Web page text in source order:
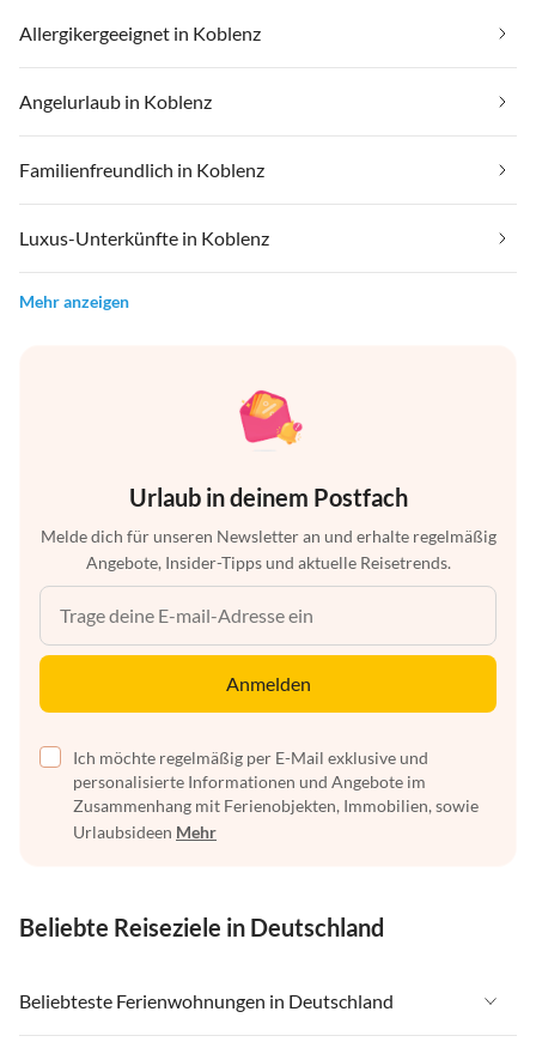
Allergikergeeignet in Koblenz
Angelurlaub in Koblenz
Familienfreundlich in Koblenz
Luxus-Unterkünfte in Koblenz
Mehr anzeigen
Urlaub in deinem Postfach
Melde dich für unseren Newsletter an und erhalte regelmäßig
Angebote, Insider-Tipps und aktuelle Reisetrends.
Anmelden
Ich möchte regelmäßig per E-Mail exklusive und
personalisierte Informationen und Angebote im
Zusammenhang mit Ferienobjekten, Immobilien, sowie
Urlaubsideen Mehr
Beliebte Reiseziele in Deutschland
Beliebteste Ferienwohnungen in Deutschland